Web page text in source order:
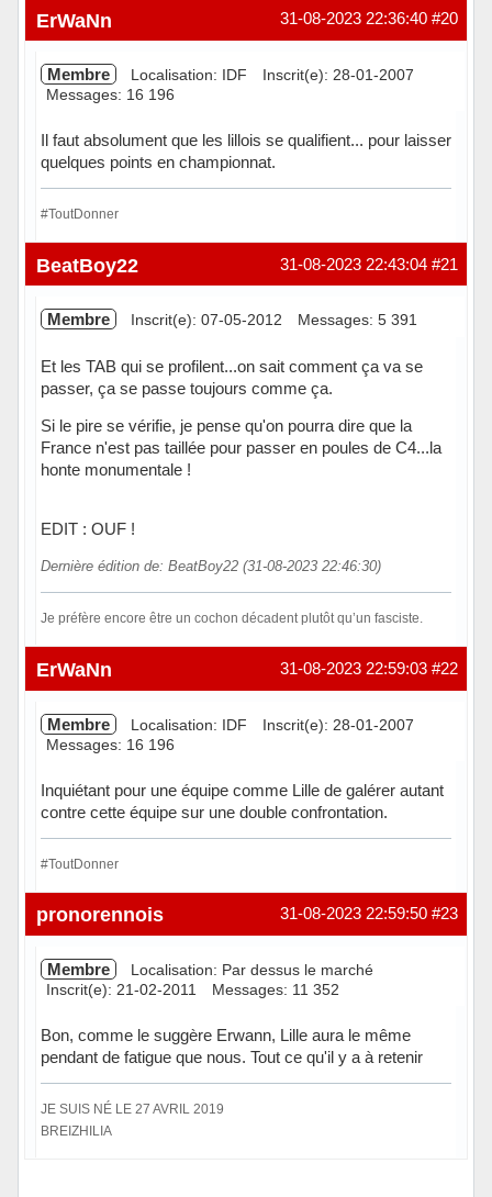
Hors ligne #20
31-08-2023 22:36:40
ErWaNn
Membre Localisation: IDF
Inscrit(e): 28-01-2007
Messages: 16 196
Il faut absolument que les lillois se qualifient... pour laisser
quelques points en championnat.
#ToutDonner
Hors ligne #21
31-08-2023 22:43:04
BeatBoy22
Membre Inscrit(e): 07-05-2012 Messages: 5 391
Et les TAB qui se profilent...on sait comment ça va se
passer, ça se passe toujours comme ça.
Si le pire se vérifie, je pense qu'on pourra dire que la
France n'est pas taillée pour passer en poules de C4...la
honte monumentale !
EDIT : OUF !
Dernière édition de: BeatBoy22 (31-08-2023 22:46:30)
Je préfère encore être un cochon décadent plutôt qu’un fasciste.
Hors ligne #22
31-08-2023 22:59:03
ErWaNn
Membre Localisation: IDF
Inscrit(e): 28-01-2007
Messages: 16 196
Inquiétant pour une équipe comme Lille de galérer autant
contre cette équipe sur une double confrontation.
#ToutDonner
Hors ligne #23
31-08-2023 22:59:50
pronorennois
Membre
Localisation: Par dessus le marché
Inscrit(e): 21-02-2011
Messages: 11 352
Bon, comme le suggère Erwann, Lille aura le même
pendant de fatigue que nous. Tout ce qu'il y a à retenir
JE SUIS NÉ LE 27 AVRIL 2019
BREIZHILIA